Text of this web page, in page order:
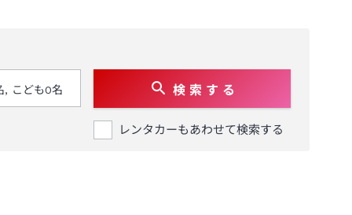
検 索 す る
レンタカーもあわせて検索する